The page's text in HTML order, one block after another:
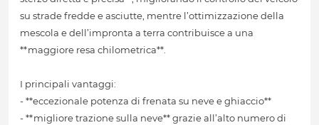
su strade fredde e asciutte, mentre l’ottimizzazione della
mescola e dell’impronta a terra contribuisce a una
**maggiore resa chilometrica**.
I principali vantaggi:
- **eccezionale potenza di frenata su neve e ghiaccio**
- **migliore trazione sulla neve** grazie all’alto numero di